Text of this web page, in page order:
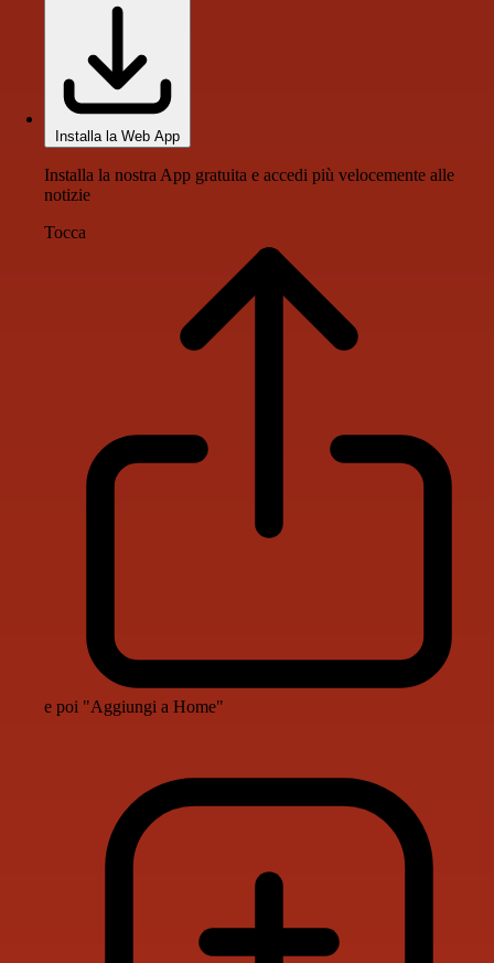
Installa la Web App
Installa la nostra App gratuita e accedi più velocemente alle
notizie
Tocca
e poi "Aggiungi a Home"